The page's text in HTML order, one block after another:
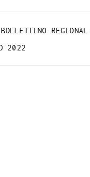
REGIONAL
2022